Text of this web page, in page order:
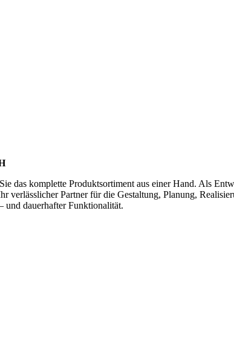
das komplette Produktsortiment aus einer Hand. Als
verlässlicher Partner für die Gestaltung, Planung,
und dauerhafter Funktionalität.